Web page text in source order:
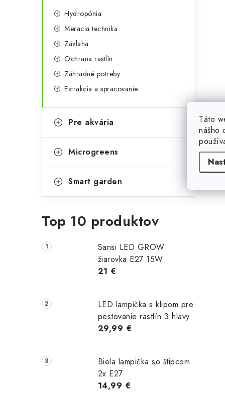
Táto
nášho
Hydropónia
Meracia technika
Závlaha
Ochrana rastlín
Záhradné potreby
Extrakcia a spracovanie
Pre akvária
Microgreens
Smart garden
Top 10 produktov
Sansi LED GROW
žiarovka E27 15W
21 €
LED lampička s klipom pre
pestovanie rastlín 3 hlavy
29,99 €
Biela lampička so štipcom
2x E27
14,99 €